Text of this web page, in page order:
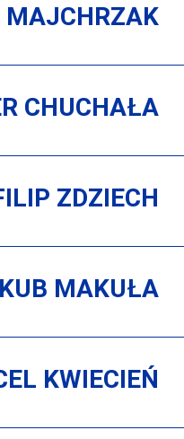
MAJCHRZAK
CHUCHAŁA
ZDZIECH
MAKUŁA
KWIECIEŃ